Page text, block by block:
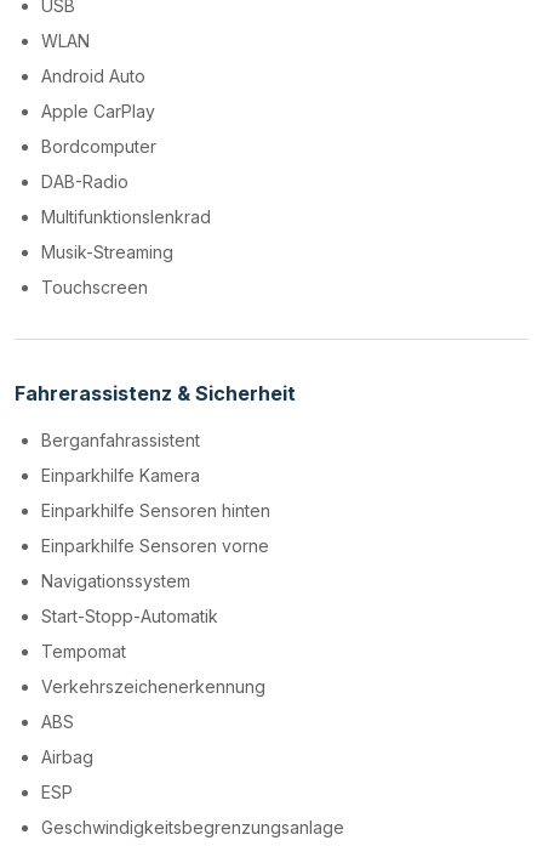
USB
WLAN
Android Auto
Apple CarPlay
Bordcomputer
DAB-Radio
Multifunktionslenkrad
Musik-Streaming
Touchscreen
Fahrerassistenz & Sicherheit
Berganfahrassistent
Einparkhilfe Kamera
Einparkhilfe Sensoren hinten
Einparkhilfe Sensoren vorne
Navigationssystem
Start-Stopp-Automatik
Tempomat
Verkehrszeichenerkennung
ABS
Airbag
ESP
Geschwindigkeitsbegrenzungsanlage